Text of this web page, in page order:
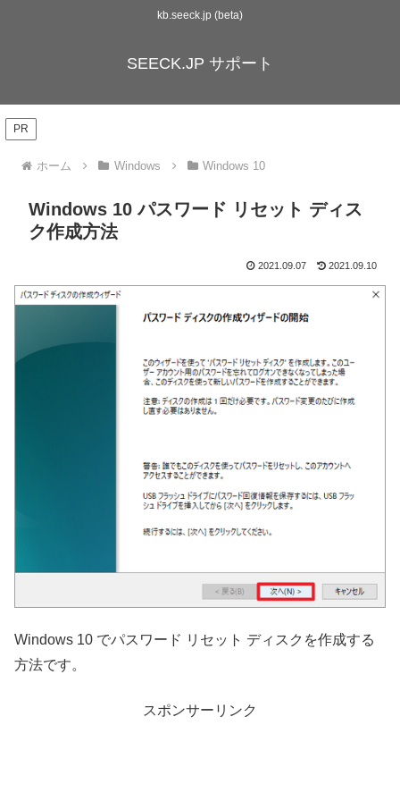
kb.seeck.jp (beta)
SEECK.JP サポート
PR
ホーム Windows Windows 10
Windows 10 パスワード リセット ディス
ク作成方法
2021.09.07 2021.09.10
Windows 10 でパスワード リセット ディスクを作成する
方法です。
スポンサーリンク